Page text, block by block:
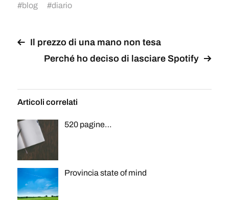
#blog #diario
Il prezzo di una mano non tesa
Perché ho deciso di lasciare Spotify
Articoli correlati
520 pagine…
Provincia state of mind